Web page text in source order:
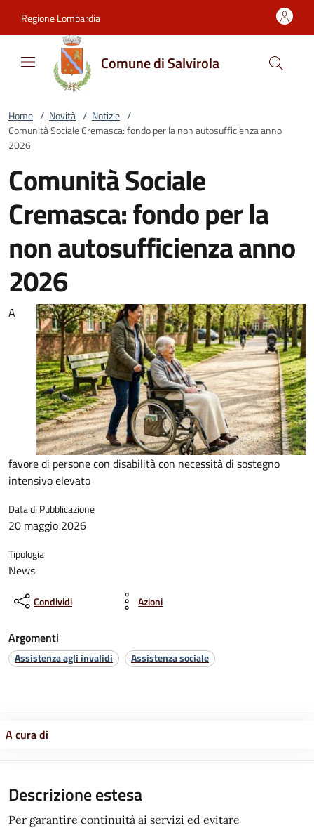
Regione Lombardia
Comune di Salvirola
Home / Novità / Notizie /
Comunità Sociale Cremasca: fondo per la non autosufficienza anno
2026
Comunità Sociale
Cremasca: fondo per la
non autosufficienza anno
2026
A
favore di persone con disabilità con necessità di sostegno
intensivo elevato
Data di Pubblicazione
20 maggio 2026
Tipologia
News
Condividi Azioni
Argomenti
Assistenza agli invalidi Assistenza sociale
A cura di
Descrizione estesa
Per garantire continuità ai servizi ed evitare